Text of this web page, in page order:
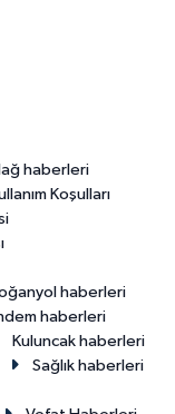
haberleri
Koşulları
haberleri
haberleri
Kuluncak haberleri
Sağlık haberleri